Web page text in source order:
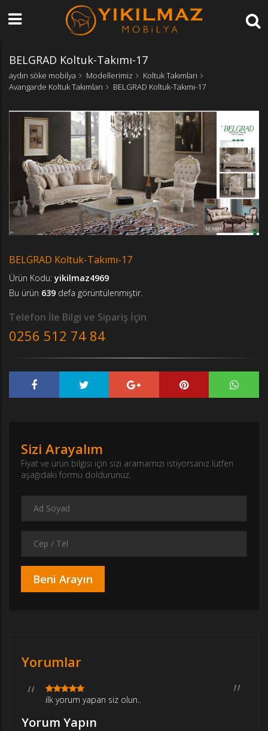
BELGRAD Koltuk-Takımı-17
aydın söke mobilya Modellerimiz
Koltuk Takımları
Avangarde Koltuk Takımları
BELGRAD Koltuk-Takımı-17
BELGRAD Koltuk-Takımı-17
Ürün Kodu:yikilmaz4969
Bu ürün 639 defa görüntülenmiştir.
Telefon İle Bilgi ve Sipariş İçin
0256 512 74 84
Sizi Arayalım
Fiyat ve ürün bilgisi için sizi aramamızı istiyorsanız lütfen
aşağıdaki formu doldurunuz.
Yorumlar
ilk yorum yapan siz olun..
Yorum Yapın